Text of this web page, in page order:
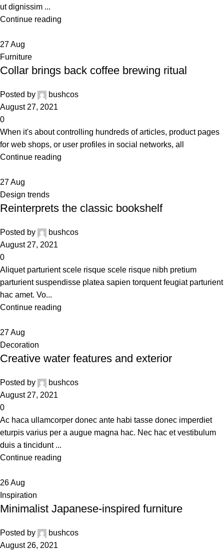
ut dignissim ...
Continue reading
27Aug
Furniture
Collar brings back coffee brewing ritual
Posted by
bushcos
August 27, 2021
0
When it's about controlling hundreds of articles, product pages
for web shops, or user profiles in social networks, all
Continue reading
27Aug
Design trends
Reinterprets the classic bookshelf
Posted by
bushcos
August 27, 2021
0
Aliquet parturient scele risque scele risque nibh pretium
parturient suspendisse platea sapien torquent feugiat parturient
hac amet. Vo...
Continue reading
27Aug
Decoration
Creative water features and exterior
Posted by
bushcos
August 27, 2021
0
Ac haca ullamcorper donec ante habi tasse donec imperdiet
eturpis varius per a augue magna hac. Nec hac et vestibulum
duis a tincidunt ...
Continue reading
26Aug
Inspiration
Minimalist Japanese-inspired furniture
Posted by
bushcos
August 26, 2021